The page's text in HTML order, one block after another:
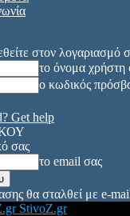
στον λογαριασμό
το όνομα χρήστη
ο κωδικός
Get help
σας
το email σας
θα σταλθεί με e-
StivoZ.gr